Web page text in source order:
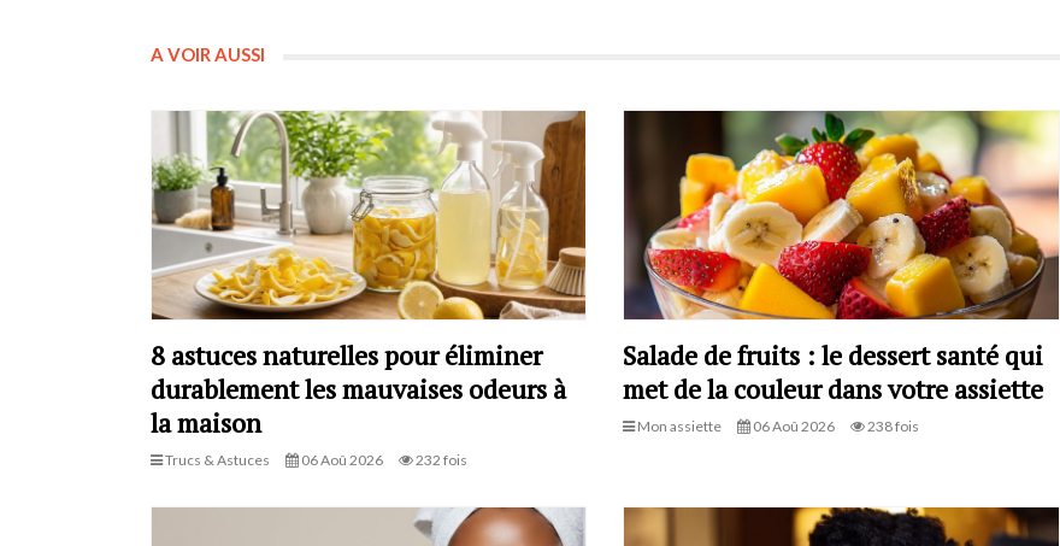
A VOIR AUSSI
8 astuces naturelles pour éliminer
durablement les mauvaises odeurs à
la maison
Trucs & Astuces 06 Aoû 2026 232 fois
Salade de fruits : le dessert santé qui
met de la couleur dans votre assiette
Mon assiette 06 Aoû 2026 238 fois